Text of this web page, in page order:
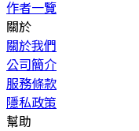
作者一覽
關於
關於我們
公司簡介
服務條款
隱私政策
幫助